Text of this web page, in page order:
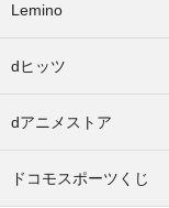
Lemino
dヒッツ
dアニメストア
ドコモスポーツくじ